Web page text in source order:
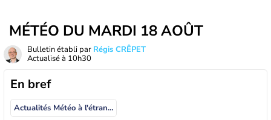
MÉTÉO DU MARDI 18 AOÛT
Bulletin établi par Régis CRÊPET
Actualisé à 10h30
En bref
Actualités Météo à l'étranger